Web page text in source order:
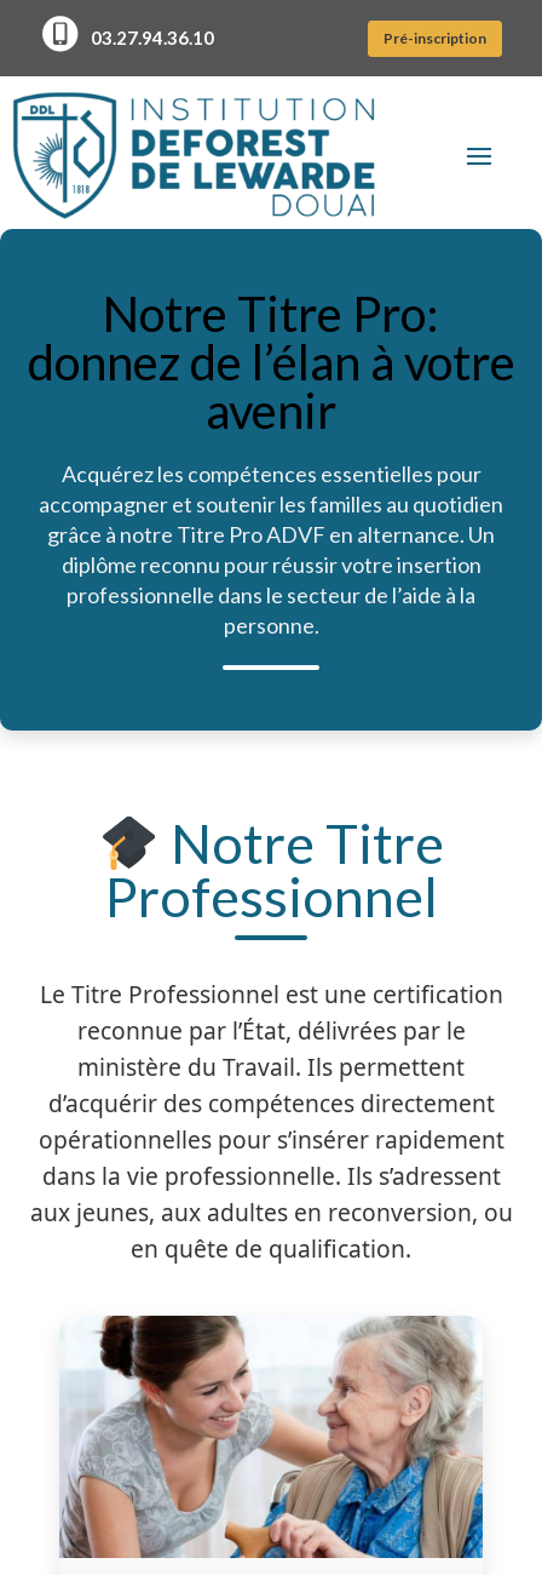
03.27.94.36.10 Pré-inscription
Notre Titre Pro:
donnez de l’élan à votre
avenir
Acquérez les compétences essentielles pour
accompagner et soutenir les familles au quotidien
grâce à notre Titre Pro ADVF en alternance. Un
diplôme reconnu pour réussir votre insertion
professionnelle dans le secteur de l’aide à la
personne.
Notre Titre
Professionnel
Le Titre Professionnel est une certification
reconnue par l’État, délivrées par le
ministère du Travail. Ils permettent
d’acquérir des compétences directement
opérationnelles pour s’insérer rapidement
dans la vie professionnelle. Ils s’adressent
aux jeunes, aux adultes en reconversion, ou
en quête de qualification.